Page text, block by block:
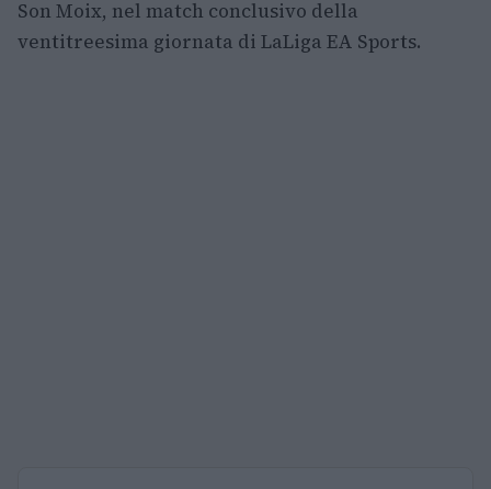
Son Moix, nel match conclusivo della
ventitreesima giornata di LaLiga EA Sports.